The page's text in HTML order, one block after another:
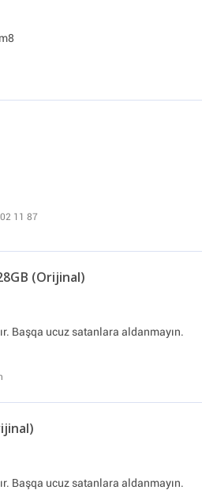
11 87
(Orijinal)
Başqa ucuz satanlara aldanmayın.
Başqa ucuz satanlara aldanmayın.